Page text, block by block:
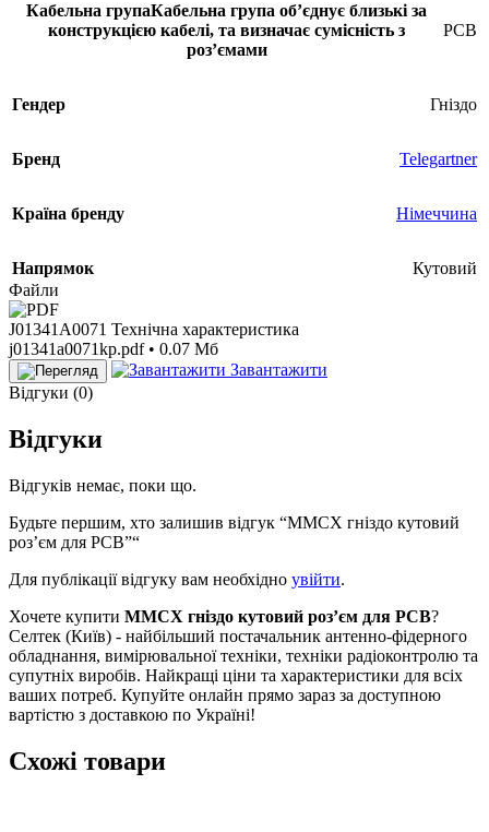
Кабельна групаКабельна група обʼєднує близькі за
конструкцією кабелі, та визначає сумісність з
розʼємами
PCB
Гендер Гніздо
Бренд Telegartner
Країна бренду Німеччина
Напрямок
Кутовий
Файли
J01341A0071 Технічна характеристика
j01341a0071kp.pdf • 0.07 Мб
Завантажити
Відгуки (0)
Відгуки
Відгуків немає, поки що.
Будьте першим, хто залишив відгук “MMCX гніздо кутовий
роз’єм для PCB”“
Для публікації відгуку вам необхідно увійти.
Хочете купити MMCX гніздо кутовий роз’єм для PCB?
Селтек (Київ) - найбільший постачальник антенно-фідерного
обладнання, вимірювальної техніки, техніки радіоконтролю та
супутніх виробів. Найкращі ціни та характеристики для всіх
ваших потреб. Купуйте онлайн прямо зараз за доступною
вартістю з доставкою по Україні!
Схожі товари